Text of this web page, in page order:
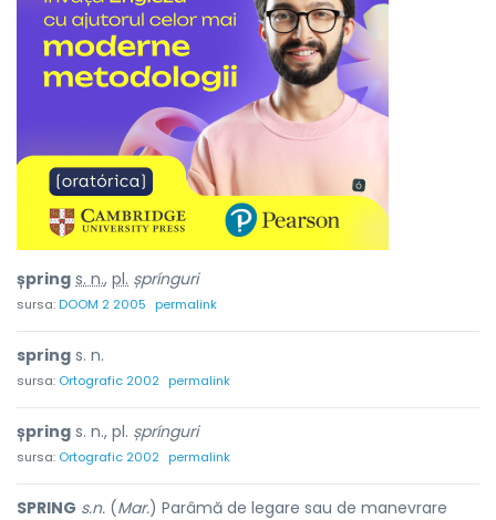
șpring s. n., pl. șprínguri
sursa:DOOM 2 2005 permalink
spring s. n.
sursa: Ortografic 2002 permalink
șpring s. n., pl. șprínguri
sursa: Ortografic 2002 permalink
SPRING s.n. (Mar.) Parâmă de legare sau de manevrare